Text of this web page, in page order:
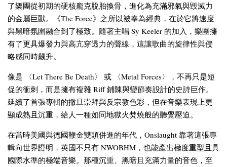
了樂團從初期的硬核龐克脫胎換骨，進化為充滿邪氣與毀滅力
的金屬巨獸。《The Force》之所以被奉為經典，在於它將速度
與黑暗氛圍融合到了極致。隨著主唱 Sy Keeler 的加入，樂團擁
有了更具爆發力與高亢穿透力的聲線，這讓歌曲的旋律性與侵
略感同時飆升。
像是 〈Let There Be Death〉 或 〈Metal Forces〉，不再只是短
促的衝刺，而是擁有複雜 Riff 鋪陳與變節奏設計的史詩巨作。
延續了首張專輯的撒旦崇拜與反宗教色彩，但在音樂表現上更
顯成熟且沉重，給人一種如同地獄火焚燒般的聽覺壓迫。
在當時美國與德國鞭金雙頭併進的年代，Onslaught 靠著這張專
輯向世界證明，英國不只有 NWOBHM，也能產出極度重型且具
國際水準的極端音樂。那種沉重、黑暗且充滿力量的音色，至